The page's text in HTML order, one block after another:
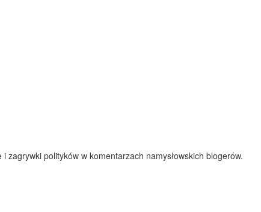
zagrywki polityków w komentarzach namysłowskich blogerów.